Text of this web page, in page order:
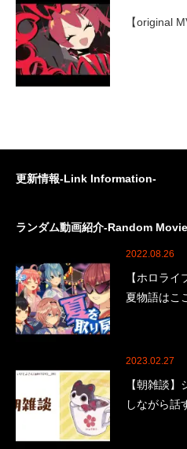
【original
更新情報-Link Information-
ランダム動画紹介-Random
2022.08.26
【ホロラ
夏物語はこ
2023.02.27
【朝雑談
しながら話